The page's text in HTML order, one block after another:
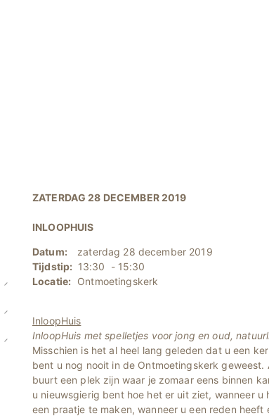
ZATERDAG 28 DECEMBER 2019
INLOOPHUIS
Datum:
zaterdag 28 december 2019
Tijdstip: 13:30 - 15:30
Locatie: Ontmoetingskerk
InloopHuis
InloopHuis met spelletjes voor jong en oud,
Misschien is het al heel lang geleden dat u een
bent u nog nooit in de Ontmoetingskerk
buurt een plek zijn waar je zomaar eens binnen
u nieuwsgierig bent hoe het er uit ziet, wanneer u
een praatje te maken, wanneer u een reden heeft